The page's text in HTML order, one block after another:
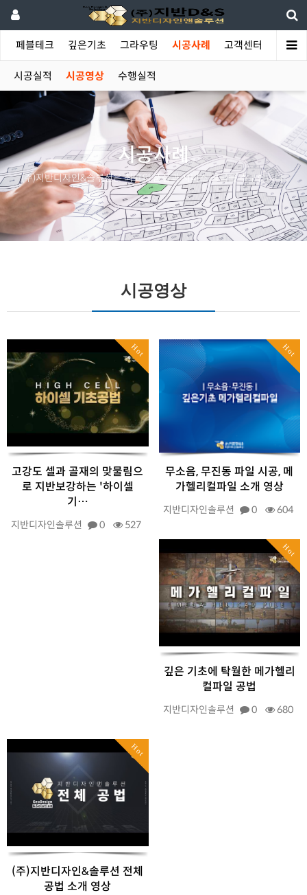
페블테크 깊은기초 그라우팅 시공사례 고객센터
시공실적 시공영상 수행실적
시공사례
(주)지반디자인&솔루션은 최고의 품질과 서비스 공급을 추구합니다.
시공영상
Hot
고강도 셀과 골재의 맞물림으
로 지반보강하는 '하이셀
기…
지반디자인솔루션 0 527
Hot
무소음, 무진동 파일 시공, 메
가헬리컬파일 소개 영상
지반디자인솔루션 0 604
Hot
깊은 기초에 탁월한 메가헬리
컬파일 공법
지반디자인솔루션 0 680
Hot
(주)지반디자인&솔루션 전체
공법 소개 영상